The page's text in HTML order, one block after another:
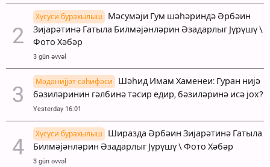
Хүсуси бурахылыш
Мәсумәји Гум шәһәриндә Әрбәин
Зијарәтинә Гатыла Билмәјәнләрин Әзадарлыг Јүрүшү \
Фото Хәбәр
3 gün əvvəl
Мәдәнијјәт сәһифәси
Шәһид Имам Хаменеи: Гуран нијә
бәзиләринин гәлбинә тәсир едир, бәзиләринә исә јох?
Yesterday 16:01
Хүсуси бурахылыш
Ширазда Әрбәин Зијарәтинә Гатыла
Билмәјәнләрин Әзадарлыг Јүрүшү \ Фото Хәбәр
3 gün əvvəl